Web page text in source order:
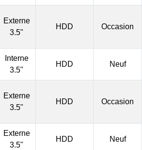
Externe
3.5"
HDD Occasion
Interne
3.5"
HDD Neuf
Externe
3.5"
HDD Occasion
Externe
3.5"
HDD Neuf